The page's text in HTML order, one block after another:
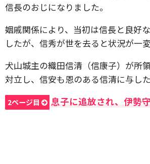
信長のおじになりました。
姻戚関係により、当初は信長と良好
したが、信秀が世を去ると状況が一変
犬山城主の織田信清（信康子）が所
対立し、信安も恩のある信清に与した
2ページ目 息子に追放され、伊勢